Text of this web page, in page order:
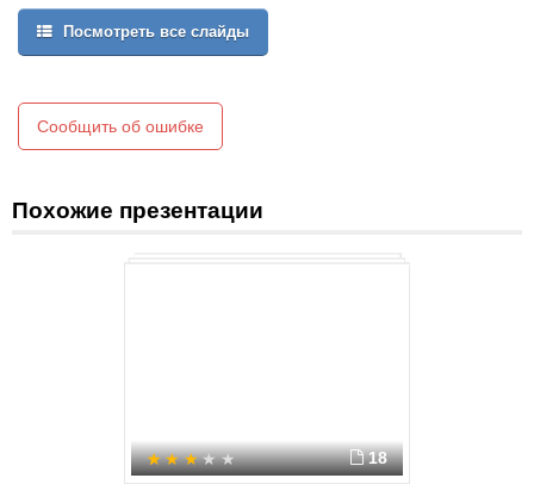
3. Вывод.
Посмотреть все слайды
Сообщить об ошибке
Похожие презентации
18